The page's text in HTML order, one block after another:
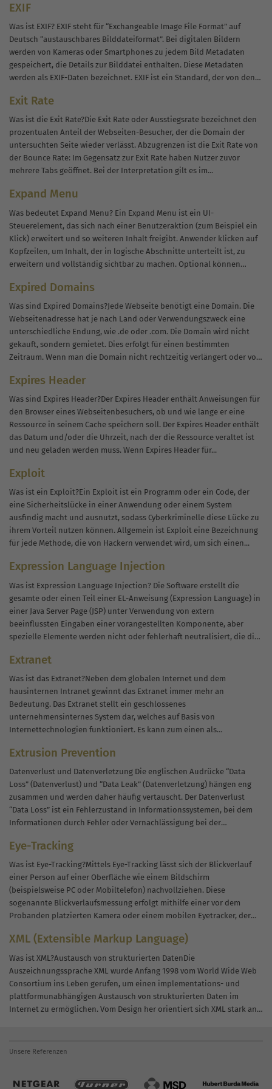
Informationszugriffs-Software. Sie wird für auf Online-...
EXIF
Was ist EXIF? EXIF steht für “Exchangeable Image File Format” auf
Deutsch “austauschbares Bilddateiformat”. Bei digitalen Bildern
werden von Kameras oder Smartphones zu jedem Bild Metadaten
gespeichert, die Details zur Bilddatei enthalten. Diese Metadaten
werden als EXIF-Daten bezeichnet. EXIF ist ein Standard, der von den
Exit Rate
Was ist die Exit Rate?Die Exit Rate oder Ausstiegsrate bezeichnet den
prozentualen Anteil der Webseiten-Besucher, der die Domain der
untersuchten Seite wieder verlässt. Abzugrenzen ist die Exit Rate von
der Bounce Rate: Im Gegensatz zur Exit Rate haben Nutzer zuvor
mehrere Tabs geöffnet. Bei der Interpretation gilt es im...
Expand Menu
Was bedeutet Expand Menu? Ein Expand Menu ist ein UI-
Steuerelement, das sich nach einer Benutzeraktion (zum Beispiel ein
Klick) erweitert und so weiteren Inhalt freigibt. Anwender klicken auf
Kopfzeilen, um Inhalt, der in logische Abschnitte unterteilt ist, zu
erweitern und vollständig sichtbar zu machen. Optional können
Expired Domains
Was sind Expired Domains?Jede Webseite benötigt eine Domain. Die
Webseitenadresse hat je nach Land oder Verwendungszweck eine
unterschiedliche Endung, wie .de oder .com. Die Domain wird nicht
gekauft, sondern gemietet. Dies erfolgt für einen bestimmten
Zeitraum. Wenn man die Domain nicht rechtzeitig verlängert oder vor
Expires Header
Was sind Expires Header?Der Expires Header enthält Anweisungen für
den Browser eines Webseitenbesuchers, ob und wie lange er eine
Ressource in seinem Cache speichern soll. Der Expires Header enthält
das Datum und/oder die Uhrzeit, nach der die Ressource veraltet ist
und neu geladen werden muss. Wenn Expires Header für...
Exploit
Was ist ein Exploit?Ein Exploit ist ein Programm oder ein Code, der
eine Sicherheitslücke in einer Anwendung oder einem System
ausfindig macht und ausnutzt, sodass Cyberkriminelle diese Lücke zu
ihrem Vorteil nutzen können. Allgemein ist Exploit eine Bezeichnung
für jede Methode, die von Hackern verwendet wird, um sich einen...
Expression Language Injection
Was ist Expression Language Injection? Die Software erstellt die
gesamte oder einen Teil einer EL-Anweisung (Expression Language) in
einer Java Server Page (JSP) unter Verwendung von extern
beeinflussten Eingaben einer vorangestellten Komponente, aber
spezielle Elemente werden nicht oder fehlerhaft neutralisiert, die die
Extranet
Was ist das Extranet?Neben dem globalen Internet und dem
hausinternen Intranet gewinnt das Extranet immer mehr an
Bedeutung. Das Extranet stellt ein geschlossenes
unternehmensinternes System dar, welches auf Basis von
Internettechnologien funktioniert. Es kann zum einen als
aufgebaut sein. Das Extranet hat zum...
Extrusion Prevention
Datenverlust und Datenverletzung Die englischen Audrücke “Data
Loss” (Datenverlust) und “Data Leak” (Datenverletzung) hängen eng
zusammen und werden daher häufig vertauscht. Der Datenverlust
“Data Loss” ist ein Fehlerzustand in Informationssystemen, bei dem
Informationen durch Fehler oder Vernachlässigung bei der
Informationssysteme implementieren Sicherungs- und...
Eye-Tracking
Was ist Eye-Tracking?Mittels Eye-Tracking lässt sich der Blickverlauf
einer Person auf einer Oberfläche wie einem Bildschirm
(beispielsweise PC oder Mobiltelefon) nachvollziehen. Diese
sogenannte Blickverlaufsmessung erfolgt mithilfe einer vor dem
Probanden platzierten Kamera oder einem mobilen Eyetracker, der
XML (Extensible Markup Language)
Was ist XML?Austausch von strukturierten DatenDie
Auszeichnungssprache XML wurde Anfang 1998 vom World Wide Web
Consortium ins Leben gerufen, um einen implementations- und
plattformunabhängigen Austausch von strukturierten Daten im
Internet zu ermöglichen. Vom Design her orientiert sich XML stark an
Unsere Referenzen